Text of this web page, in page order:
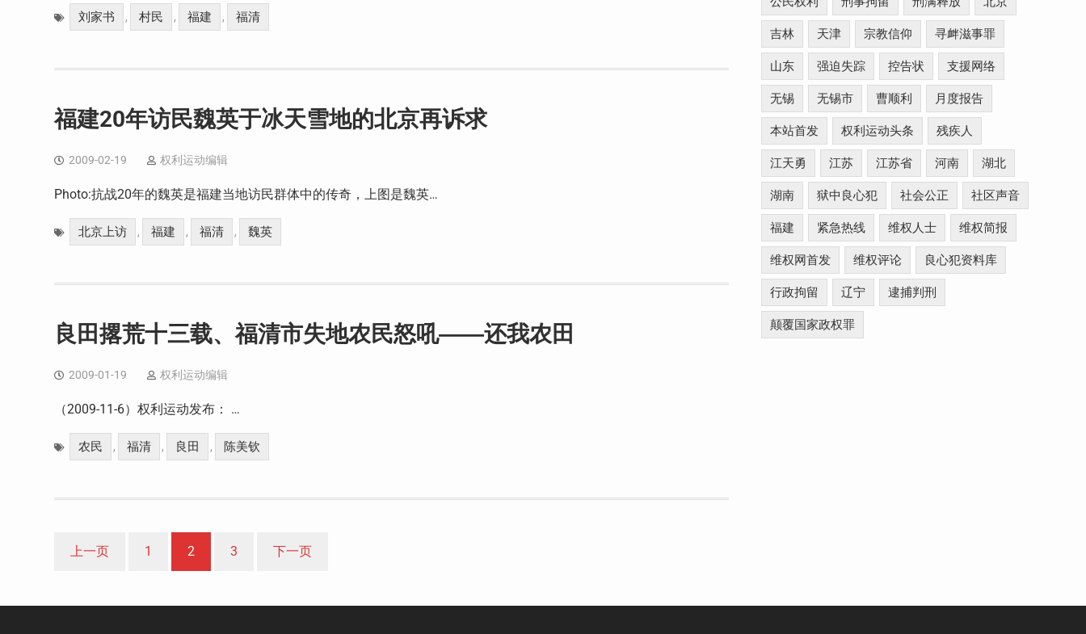
刘家书 , 村民 , 福建 , 福清
福建20年访民魏英于冰天雪地的北京再诉求
2009-02-19 权利运动编辑
Photo:抗战20年的魏英是福建当地访民群体中的传奇，上图是魏英…
北京上访 , 福建 , 福清 , 魏英
良田撂荒十三载、福清市失地农民怒吼――还我农田
2009-01-19 权利运动编辑
（2009-11-6）权利运动发布： …
农民 , 福清 , 良田 , 陈美钦
文上一页 1 2 3 下一页
吉林 天津 宗教信仰 寻衅滋事罪
山东 强迫失踪 控告状 支援网络
无锡 无锡市 曹顺利 月度报告
本站首发 权利运动头条 残疾人
江天勇 江苏 江苏省 河南 湖北
湖南 狱中良心犯 社会公正 社区声音
福建 紧急热线 维权人士 维权简报
维权网首发 维权评论 良心犯资料库
行政拘留 辽宁 逮捕判刑
颠覆国家政权罪